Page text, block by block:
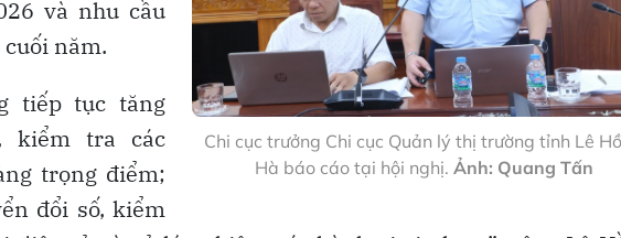
Chi cục trưởng Chi cục Quản lý thị trường tỉnh Lê
Hà báo cáo tại hội nghị. Ảnh: Quang Tấn
và nhu cầu
năm.
tiếp tục tăng
kiểm tra các
trọng điểm;
đổi số, kiểm